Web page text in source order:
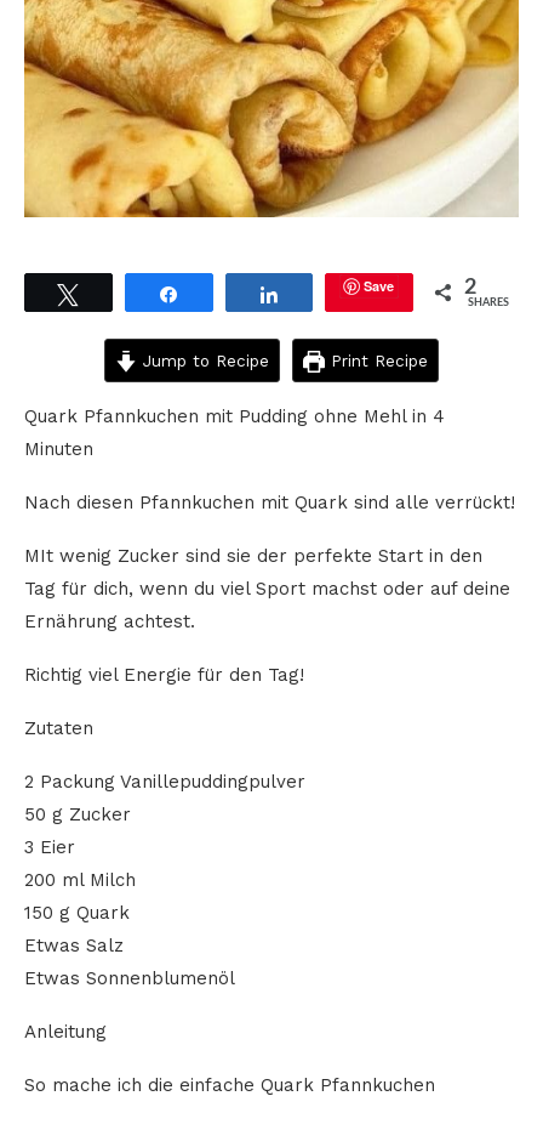
Save 2
SHARES
Jump to Recipe Print Recipe
Quark Pfannkuchen mit Pudding ohne Mehl in 4
Minuten
Nach diesen Pfannkuchen mit Quark sind alle verrückt!
MIt wenig Zucker sind sie der perfekte Start in den
Tag für dich, wenn du viel Sport machst oder auf deine
Ernährung achtest.
Richtig viel Energie für den Tag!
Zutaten
2 Packung Vanillepuddingpulver
50 g Zucker
3 Eier
200 ml Milch
150 g Quark
Etwas Salz
Etwas Sonnenblumenöl
Anleitung
So mache ich die einfache Quark Pfannkuchen